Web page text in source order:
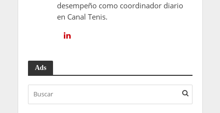
desempeño como coordinador diario
en Canal Tenis.
Ads